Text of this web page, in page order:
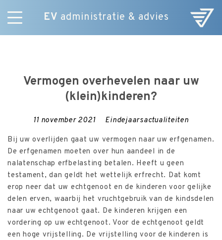
EV administratie & advies
Skip
NieuwsVermogen overhevelen naar uw
(klein)kinderen?
11 november 2021 Eindejaarsactualiteiten
Bij uw overlijden gaat uw vermogen naar uw erfgenamen.
De erfgenamen moeten over hun aandeel in de
nalatenschap erfbelasting betalen. Heeft u geen
testament, dan geldt het wettelijk erfrecht. Dat komt
erop neer dat uw echtgenoot en de kinderen voor gelijke
delen erven, waarbij het vruchtgebruik van de kindsdelen
naar uw echtgenoot gaat. De kinderen krijgen een
vordering op uw echtgenoot. Voor de echtgenoot geldt
een hoge vrijstelling. De vrijstelling voor de kinderen is